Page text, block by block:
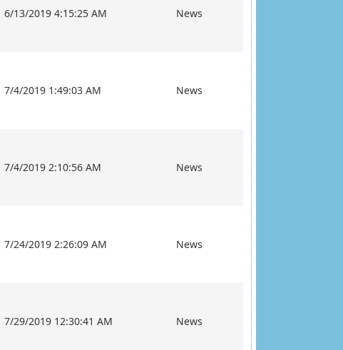
6/13/2019 4:15:25 AM News
7/4/2019 1:49:03 AM News
7/4/2019 2:10:56 AM News
7/24/2019 2:26:09 AM News
7/29/2019 12:30:41 AM News